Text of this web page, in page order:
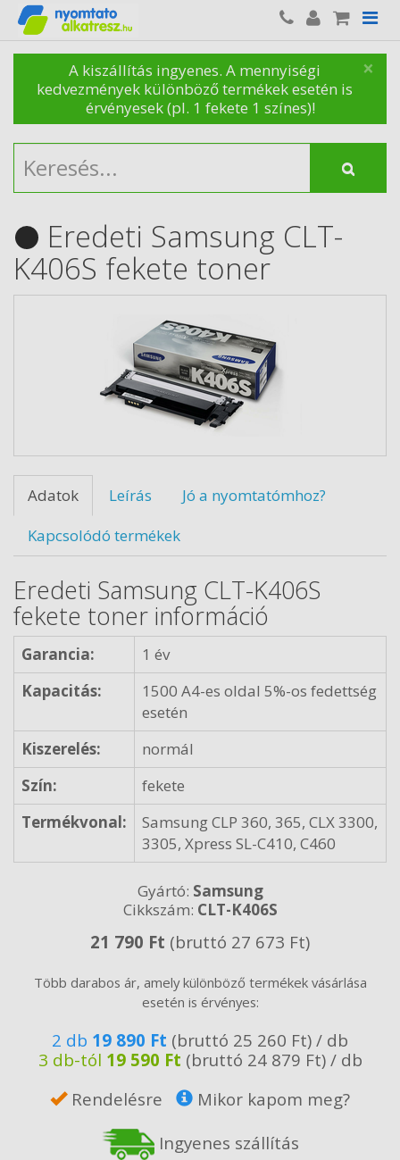
×
A kiszállítás ingyenes. A mennyiségi
kedvezmények különböző termékek esetén is
érvényesek (pl. 1 fekete 1 színes)!
Eredeti Samsung CLT-
K406S fekete toner
Adatok Leírás
Jó a nyomtatómhoz?
Kapcsolódó termékek
Eredeti Samsung CLT-K406S
fekete toner információ
Garancia:
1 év
Kapacitás:
1500 A4-es oldal 5%-os fedettség
esetén
Kiszerelés:
normál
Szín:
fekete
Termékvonal:
Samsung CLP 360, 365, CLX 3300,
3305, Xpress SL-C410, C460
Gyártó: Samsung
Cikkszám: CLT-K406S
21 790 Ft (bruttó 27 673 Ft)
Több darabos ár, amely különböző termékek vásárlása
esetén is érvényes:
2 db 19 890 Ft (bruttó 25 260 Ft) / db
3 db-tól 19 590 Ft (bruttó 24 879 Ft) / db
Rendelésre
Mikor kapom meg?
Ingyenes szállítás